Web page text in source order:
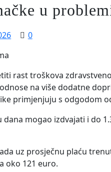
u
0
rast troškova
na više dodatne
primjenjuju s odgodom
mogao izdvajati i do
uz prosječnu plaću
oko 121 euro.